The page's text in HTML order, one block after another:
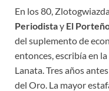
En los 80,
Periodistay El
del suplemento de
entonces, escribía en
Lanata. Tres años
del Oro. La mayor